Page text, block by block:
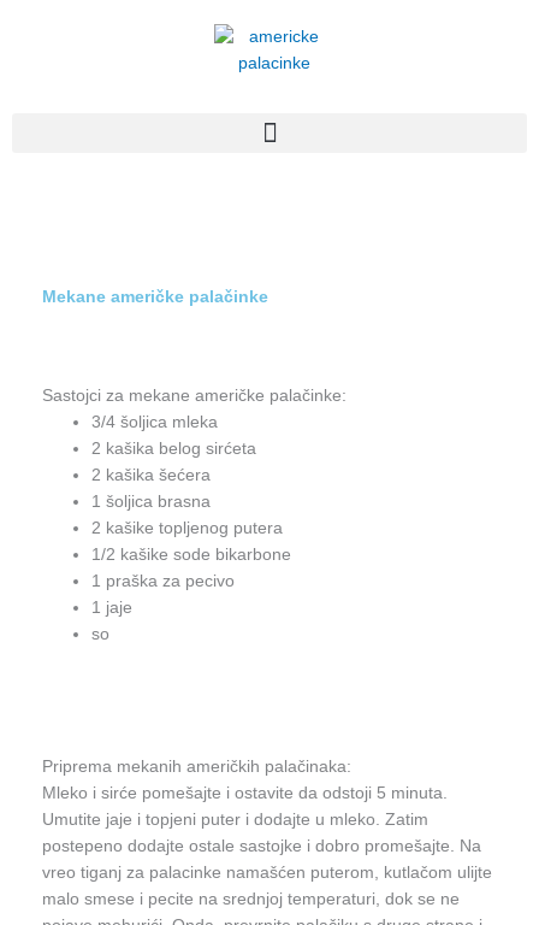
Mekane američke palačinke
Sastojci za mekane američke palačinke:
3/4 šoljica mleka
2 kašika belog sirćeta
2 kašika šećera
1 šoljica brasna
2 kašike topljenog putera
1/2 kašike sode bikarbone
1 praška za pecivo
1 jaje
so
Priprema mekanih američkih palačinaka:
Mleko i sirće pomešajte i ostavite da odstoji 5 minuta.
Umutite jaje i topjeni puter i dodajte u mleko. Zatim
postepeno dodajte ostale sastojke i dobro promešajte. Na
vreo tiganj za palacinke namašćen puterom, kutlačom ulijte
malo smese i pecite na srednjoj temperaturi, dok se ne